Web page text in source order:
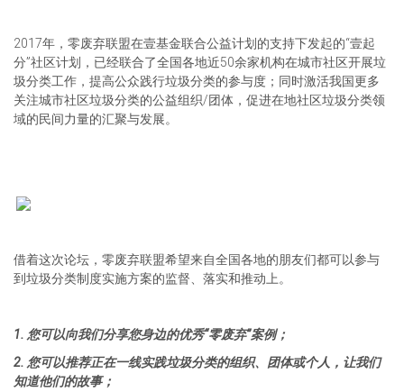
2017年，零废弃联盟在壹基金联合公益计划的支持下发起的“壹起
分”社区计划，已经联合了全国各地近50余家机构在城市社区开展垃
圾分类工作，提高公众践行垃圾分类的参与度；同时激活我国更多
关注城市社区垃圾分类的公益组织/团体，促进在地社区垃圾分类领
域的民间力量的汇聚与发展。
借着这次论坛，零废弃联盟希望来自全国各地的朋友们都可以参与
到垃圾分类制度实施方案的监督、落实和推动上。
1. 您可以向我们分享您身边的优秀“零废弃”案例；
2. 您可以推荐正在一线实践垃圾分类的组织、团体或个人，让我们
知道他们的故事；